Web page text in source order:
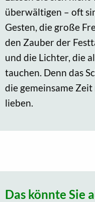
überwältigen – oft
Gesten, die große
den Zauber der
und die Lichter, die
tauchen. Denn das
die gemeinsame
lieben.
Das könnte Sie